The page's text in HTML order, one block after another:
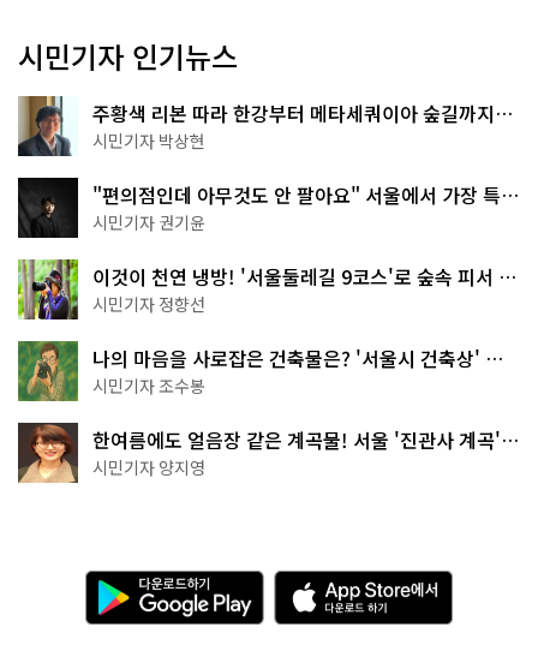
시민기자 인기뉴스
주황색 리본 따라 한강부터 메타세쿼이아 숲길까지…
서울둘레길 15코스
시민기자 박상현
"편의점인데 아무것도 안 팔아요" 서울에서 가장 특별
한 편의점의 정체
시민기자 권기윤
이것이 천연 냉방! '서울둘레길 9코스'로 숲속 피서 떠
나볼까
시민기자 정향선
나의 마음을 사로잡은 건축물은? '서울시 건축상' 수
상작 공개!
시민기자 조수봉
한여름에도 얼음장 같은 계곡물! 서울 '진관사 계곡'이
천국이네~
시민기자 양지영
다
운
로
A
p
p